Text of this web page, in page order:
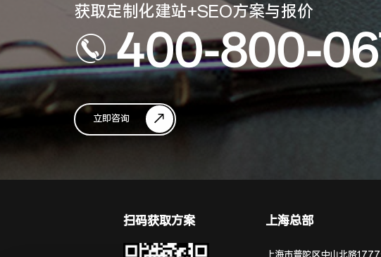
获取定制化建站+SEO方案与报价
400-800-
立即咨询
扫码获取方案 上海总部